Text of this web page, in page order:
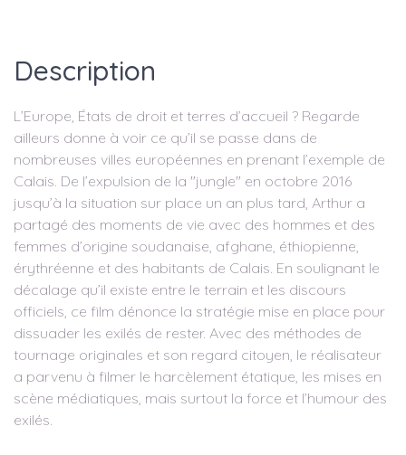
Description
L’Europe, États de droit et terres d’accueil ? Regarde
ailleurs donne à voir ce qu’il se passe dans de
nombreuses villes européennes en prenant l’exemple de
Calais. De l’expulsion de la "jungle" en octobre 2016
jusqu’à la situation sur place un an plus tard, Arthur a
partagé des moments de vie avec des hommes et des
femmes d’origine soudanaise, afghane, éthiopienne,
érythréenne et des habitants de Calais. En soulignant le
décalage qu’il existe entre le terrain et les discours
officiels, ce film dénonce la stratégie mise en place pour
dissuader les exilés de rester. Avec des méthodes de
tournage originales et son regard citoyen, le réalisateur
a parvenu à filmer le harcèlement étatique, les mises en
scène médiatiques, mais surtout la force et l’humour des
exilés.